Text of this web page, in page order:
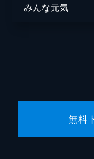
みんな元気
無料